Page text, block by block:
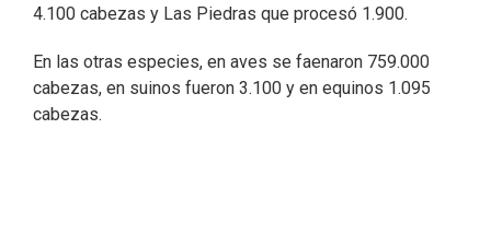
4.100 cabezas y Las Piedras que procesó 1.900.
En las otras especies, en aves se faenaron 759.000
cabezas, en suinos fueron 3.100 y en equinos 1.095
cabezas.